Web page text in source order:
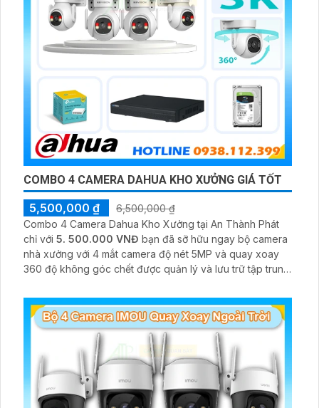
COMBO 4 CAMERA DAHUA KHO XƯỞNG GIÁ TỐT
5,500,000 ₫
6,500,000 ₫
Combo 4 Camera Dahua Kho Xưởng tại An Thành Phát
chỉ với 5. 500.000 VNĐ bạn đã sỡ hữu ngay bộ camera
nhà xưởng với 4 mắt camera độ nét 5MP và quay xoay
360 độ không góc chết được quản lý và lưu trữ tập trung